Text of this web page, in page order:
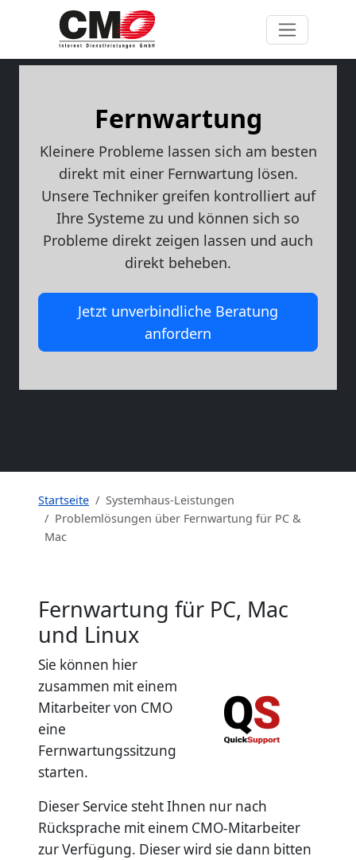
Fernwartung
Kleinere Probleme lassen sich am besten
direkt mit einer Fernwartung lösen.
Unsere Techniker greifen kontrolliert auf
Ihre Systeme zu und können sich so
Probleme direkt zeigen lassen und auch
direkt beheben.
Jetzt unverbindliche Beratung
anfordern
Startseite
Systemhaus-Leistungen
Problemlösungen über Fernwartung für PC &
Mac
Fernwartung für PC, Mac
und Linux
Sie können hier
zusammen mit einem
Mitarbeiter von CMO
eine
Fernwartungssitzung
starten.
Dieser Service steht Ihnen nur nach
Rücksprache mit einem CMO-Mitarbeiter
zur Verfügung. Dieser wird sie dann bitten